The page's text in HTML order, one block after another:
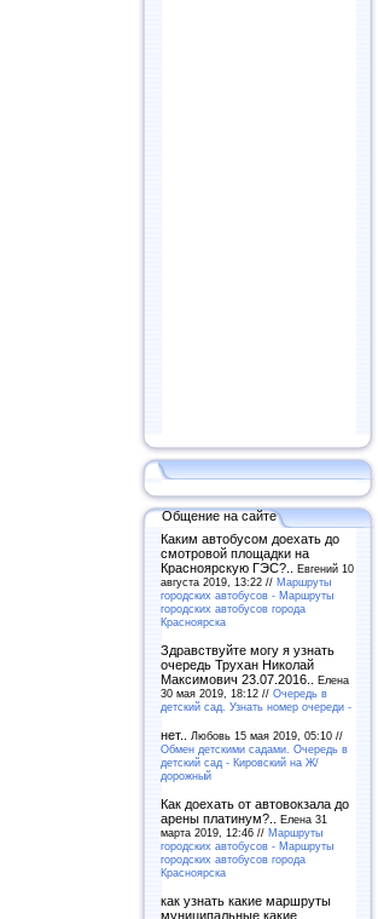
Общение на сайте
Каким автобусом доехать до
смотровой площадки на
Красноярскую ГЭС?.. Евгений 10
августа 2019, 13:22 // Маршруты
городских автобусов - Маршруты
городских автобусов города
Красноярска
Здравствуйте могу я узнать
очередь Трухан Николай
Максимович 23.07.2016.. Елена
30 мая 2019, 18:12 // Очередь в
детский сад. Узнать номер очереди -
нет..
Любовь 15 мая 2019, 05:10 //
Обмен детскими садами. Очередь в
детский сад - Кировский на Ж/
дорожный
Как доехать от автовокзала до
арены платинум?.. Елена 31
марта 2019, 12:46 // Маршруты
городских автобусов - Маршруты
городских автобусов города
Красноярска
как узнать какие маршруты
муниципальные какие